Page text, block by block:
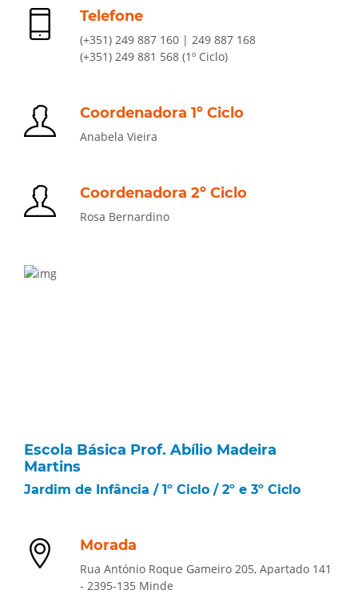
Telefone
(+351) 249 887 160 | 249 887 168
(+351) 249 881 568 (1º Ciclo)
Coordenadora 1º Ciclo
Anabela Vieira
Coordenadora 2º Ciclo
Rosa Bernardino
Escola Básica Prof. Abílio Madeira
Martins
Jardim de Infância / 1º Ciclo / 2º e 3º Ciclo
Morada
Rua António Roque Gameiro 205, Apartado 141
- 2395-135 Minde